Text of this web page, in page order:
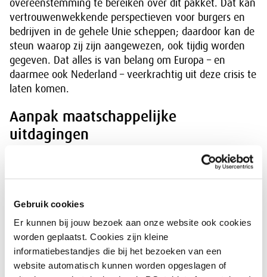
Gebruik cookies
Er kunnen bij jouw bezoek aan onze website ook cookies
worden geplaatst. Cookies zijn kleine
informatiebestandjes die bij het bezoeken van een
website automatisch kunnen worden opgeslagen of
overeenstemming te bereiken over dit pakket. Dat kan
vertrouwenwekkende perspectieven voor burgers en
bedrijven in de gehele Unie scheppen; daardoor kan de
steun waarop zij zijn aangewezen, ook tijdig worden
gegeven. Dat alles is van belang om Europa – en
daarmee ook Nederland – veerkrachtig uit deze crisis te
laten komen.
Aanpak maatschappelijke
uitdagingen
Nederland heeft veel te winnen bij een herstel van
Europa. Bij een herstel van Europa past een inzet op
problemen en grote maatschappelijke uitdagingen. Dat
stelt de Denktank Coronacrisis in het Briefadvies
Investeren in Europese samenwerking.